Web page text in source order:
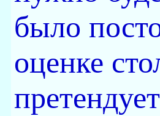
было
оценке